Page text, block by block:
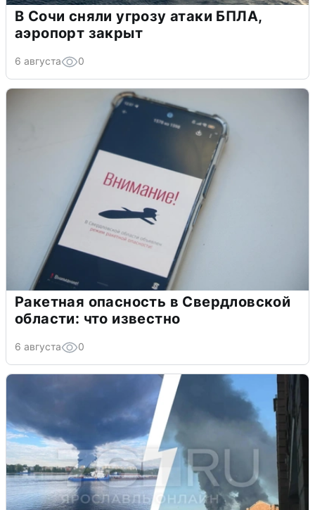
В Сочи сняли угрозу атаки БПЛА,
аэропорт закрыт
6 августа 0
Ракетная опасность в Свердловской
области: что известно
6 августа 0